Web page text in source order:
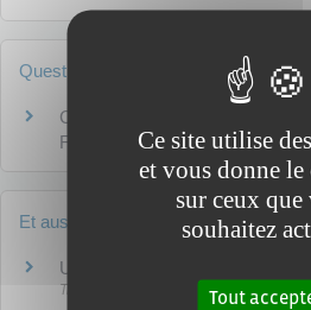
Questions ? Réponses !
Carte grise : comment justifier
France ?
Et aussi
Usurpation de plaque
Transports - Mobilité
Ce site utilise
et vous donne
sur ceux que
souhaitez
Tout